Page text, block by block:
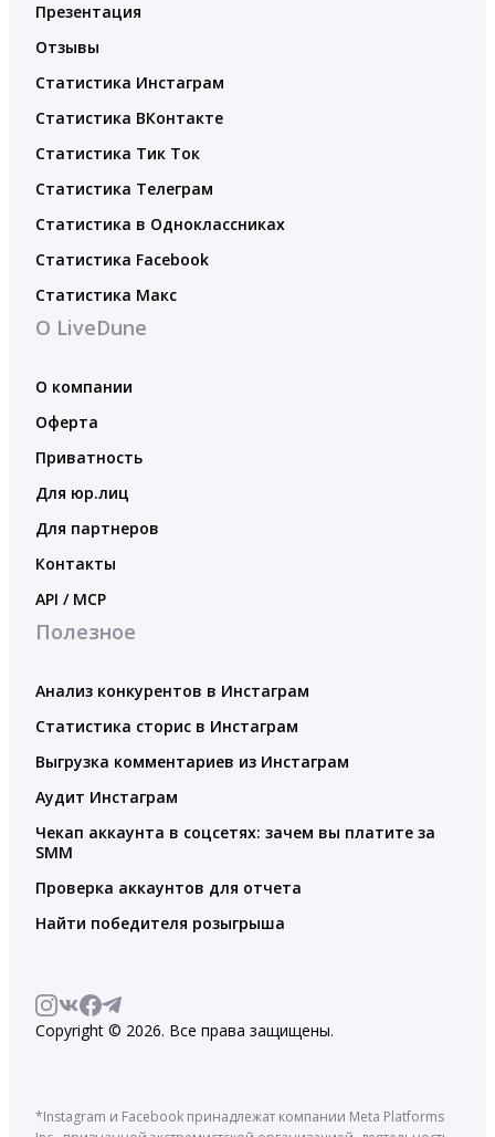
Презентация
Отзывы
Статистика Инстаграм
Статистика ВКонтакте
Статистика Тик Ток
Статистика Телеграм
Статистика в Одноклассниках
Статистика Facebook
Статистика Макс
О LiveDune
О компании
Оферта
Приватность
Для юр.лиц
Для партнеров
Контакты
API / MCP
Полезное
Анализ конкурентов в Инстаграм
Статистика сторис в Инстаграм
Выгрузка комментариев из Инстаграм
Аудит Инстаграм
Чекап аккаунта в соцсетях: зачем вы платите за
SMM
Проверка аккаунтов для отчета
Найти победителя розыгрыша
Copyright © 2026. Все права защищены.
*Instagram и Facebook принадлежат компании Meta Platforms